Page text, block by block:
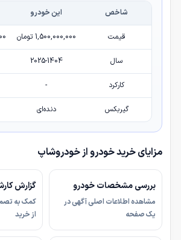
شاخص این خودرو
قیمت 1,500,000,000 تومان
سال 2025-1404
کارکرد -
گیربکس دنده‌ای
مزایای خرید خودرو از خودروشاپ
بررسی مشخصات خودرو
مشاهده اطلاعات اصلی آگهی در
یک صفحه
گزارش
کمک به
از خرید